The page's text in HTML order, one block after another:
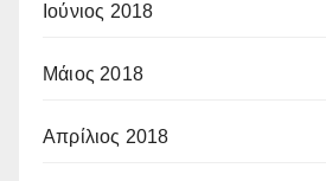
Ιούνιος 2018
Μάιος 2018
Απρίλιος 2018